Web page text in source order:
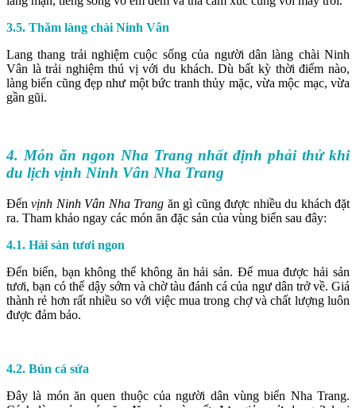
3.5. Thăm làng chài Ninh Vân
Lang thang trải nghiệm cuộc sống của người dân làng chài Ninh
Vân là trải nghiệm thú vị với du khách. Dù bất kỳ thời điểm nào,
làng biển cũng đẹp như một bức tranh thủy mặc, vừa mộc mạc, vừa
gần gũi.
4. Món ăn ngon Nha Trang nhất định phải thử khi
du lịch vịnh Ninh Vân Nha Trang
Đếnvịnh Ninh Vân Nha Trang ăn gì cũng được nhiều du khách đặt
ra. Tham khảo ngay các món ăn đặc sản của vùng biển sau đây:
4.1. Hải sản tươi ngon
Đến biển, bạn không thể không ăn hải sản. Để mua được hải sản
tươi, bạn có thể dậy sớm và chờ tàu đánh cá của ngư dân trở về. Giá
thành rẻ hơn rất nhiều so với việc mua trong chợ và chất lượng luôn
được đảm bảo.
4.2. Bún cá sứa
Đây là món ăn quen thuộc của người dân vùng biển Nha Trang.